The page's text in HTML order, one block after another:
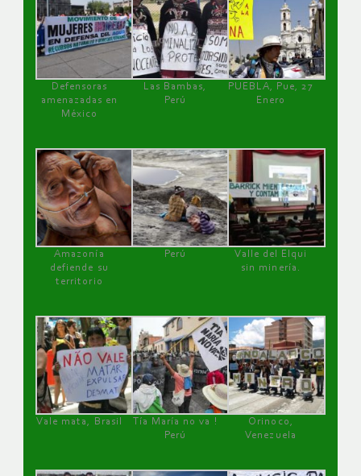
Defensoras
amenazadas en
México
Las Bambas,
Perú
PUEBLA, Pue, 27
Enero
Amazonía
defiende su
territorio
Perú
Valle del Elqui
sin minería.
Vale mata, Brasil
Tía María no va !
Perú
Orinoco,
Venezuela